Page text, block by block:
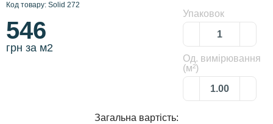
Код товару: Solid 272
546
грн за м2
Упаковок
Од. вимірювання
(м²)
Загальна вартість: